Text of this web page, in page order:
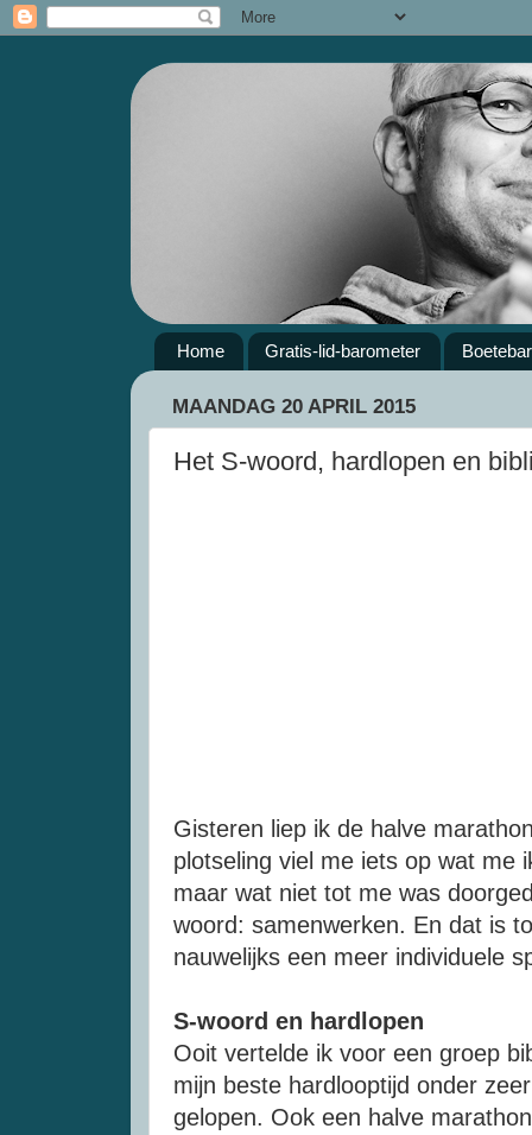
Home Gratis-lid-barometer
MAANDAG 20 APRIL 2015
Het S-woord, hardlopen en
Gisteren liep ik de halve
plotseling viel me iets op wat me
maar wat niet tot me was
woord: samenwerken. En dat is
nauwelijks een meer individuele
S-woord en hardlopen
Ooit vertelde ik voor een groep
mijn beste hardlooptijd onder
gelopen. Ook een halve